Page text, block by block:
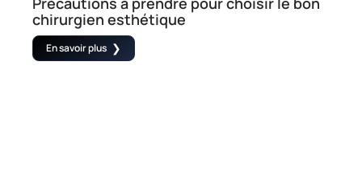
chirurgien esthétique
En savoir plus